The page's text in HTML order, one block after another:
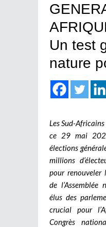
Un test
nature
Les Sud-
ce 29 mai
élections
millions
pour renouveler
de
élus des
crucial pour
Congrès